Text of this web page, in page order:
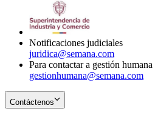
Notificaciones judiciales
juridica@semana.com
Para contactar a gestión humana
gestionhumana@semana.com
Contáctenos